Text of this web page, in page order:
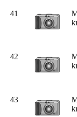
41
42
43